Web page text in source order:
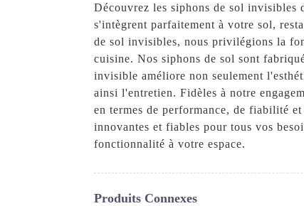
Découvrez les siphons de sol invisibles
s'intègrent parfaitement à votre sol,
de sol invisibles, nous privilégions la
cuisine. Nos siphons de sol sont
invisible améliore non seulement
ainsi l'entretien. Fidèles à notre
en termes de performance, de fiabilité
innovantes et fiables pour tous vos
fonctionnalité à votre espace.
Produits Connexes